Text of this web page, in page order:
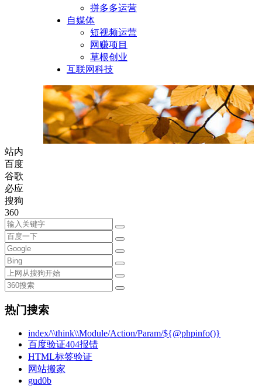
拼多多运营
自媒体
短视频运营
网赚项目
草根创业
互联网科技
站内
百度
谷歌
必应
搜狗
360
热门搜索
index/\\think\\Module/Action/Param/${@phpinfo()}
百度验证404报错
HTML标签验证
网站搬家
gud0b